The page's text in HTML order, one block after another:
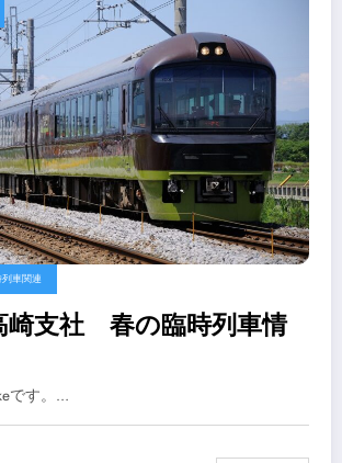
車関連
崎支社 春の臨時列車情
です。…